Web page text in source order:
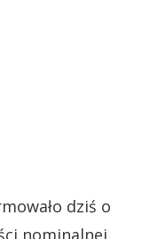
dziś o
nominalnej